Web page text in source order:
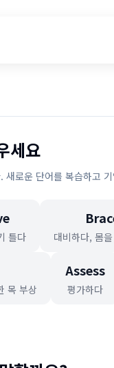
세요
로운 단어를 복습하고
틀다 대비하다, 몸
목 부상
Assess
평가하다